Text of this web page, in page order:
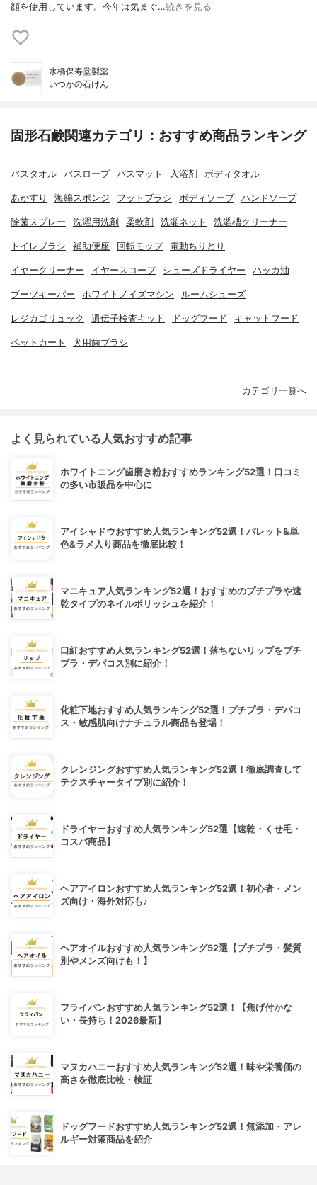
顔を使用しています。今年は気まぐ…続きを見る
水橋保寿堂製薬
いつかの石けん
固形石鹸関連カテゴリ：おすすめ商品ランキング
バスタオル バスローブ バスマット 入浴剤 ボディタオル
あかすり 海綿スポンジ フットブラシ ボディソープ ハンドソープ
除菌スプレー 洗濯用洗剤 柔軟剤 洗濯ネット 洗濯槽クリーナー
トイレブラシ 補助便座 回転モップ 電動ちりとり
イヤークリーナー イヤースコープ シューズドライヤー ハッカ油
ブーツキーパー ホワイトノイズマシン ルームシューズ
レジカゴリュック 遺伝子検査キット ドッグフード キャットフード
ペットカート 犬用歯ブラシ
カテゴリ一覧へ
よく見られている人気おすすめ記事
ホワイトニング歯磨き粉おすすめランキング52選！口コミ
の多い市販品を中心に
アイシャドウおすすめ人気ランキング52選！パレット&単
色&ラメ入り商品を徹底比較！
マニキュア人気ランキング52選！おすすめのプチプラや速
乾タイプのネイルポリッシュを紹介！
口紅おすすめ人気ランキング52選！落ちないリップをプチ
プラ・デパコス別に紹介！
化粧下地おすすめ人気ランキング52選！プチプラ・デパコ
ス・敏感肌向けナチュラル商品も登場！
クレンジングおすすめ人気ランキング52選！徹底調査して
テクスチャータイプ別に紹介！
ドライヤーおすすめ人気ランキング52選【速乾・くせ毛・
コスパ商品】
ヘアアイロンおすすめ人気ランキング52選！初心者・メン
ズ向け・海外対応も♪
ヘアオイルおすすめ人気ランキング52選【プチプラ・髪質
別やメンズ向けも！】
フライパンおすすめ人気ランキング52選！【焦げ付かな
い・長持ち！2026最新】
マヌカハニーおすすめ人気ランキング52選！味や栄養価の
高さを徹底比較・検証
ドッグフードおすすめ人気ランキング52選！無添加・アレ
ルギー対策商品を紹介